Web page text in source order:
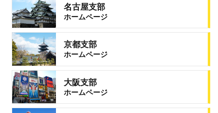
名古屋支部
ホームページ
京都支部
ホームページ
大阪支部
ホームページ